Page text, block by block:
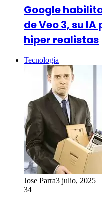
Google
de Veo 3, su
hiper realistas
Tecnología
Jose Parra3 julio, 2025
34